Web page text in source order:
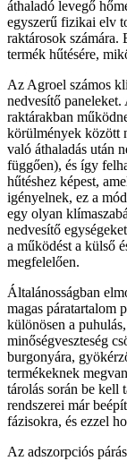
áthaladó levegő
egyszerű fizikai elv
raktárosok számára.
termék hűtésére,
Az Agroel számos
nedvesítő
raktárakban
körülmények között
való áthaladás után
függően), és így
hűtéshez képest,
igényelnek, ez a
egy olyan
nedvesítő
a működést a külső
megfelelően.
Általánosságban
magas páratartalom
különösen a
minőségveszteség
burgonyára,
termékeknek
tárolás során be kell
rendszerei már
fázisokra, és ezzel
Az adszorpciós